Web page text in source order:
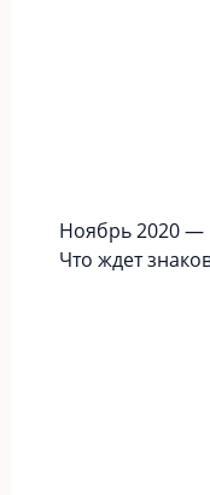
Ноябрь 2020 —
Что ждет